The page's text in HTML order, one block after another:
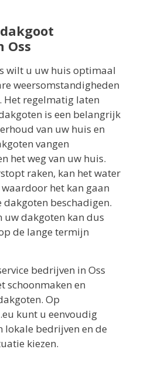
Oss
wilt u uw huis optimaal
weersomstandigheden
Het regelmatig laten
is een belangrijk
van uw huis en
vangen
het weg van uw huis.
raken, kan het water
het kan gaan
beschadigen.
uw dakgoten kan dus
de lange termijn
bedrijven in Oss
schoonmaken en
Op
kunt u eenvoudig
lokale bedrijven en de
kiezen.